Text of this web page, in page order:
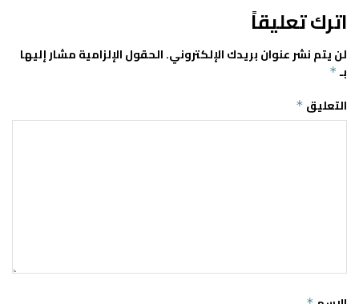
اترك تعليقاً
لن يتم نشر عنوان بريدك الإلكتروني.الحقول الإلزامية مشار إليها
بـ *
التعليق *